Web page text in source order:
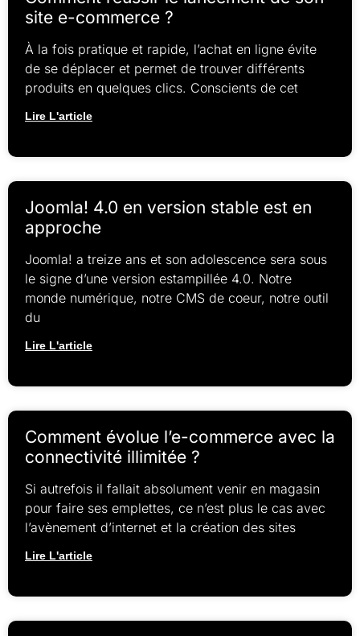
site e-commerce ?
À la fois pratique et rapide, l’achat en ligne évite
de se déplacer et permet de trouver différents
produits en quelques clics. Conscients de cet
Lire L'article
Joomla! 4.0 en version stable est en
approche
Joomla! a treize ans et son adolescence sera sous
le signe d’une version estampillée 4.0. Notre
monde numérique, notre CMS de coeur, notre outil
du
Lire L'article
Comment évolue l’e-commerce avec la
connectivité illimitée ?
Si autrefois il fallait absolument venir en magasin
pour faire ses emplettes, ce n’est plus le cas avec
l’avènement d’internet et la création des sites
Lire L'article